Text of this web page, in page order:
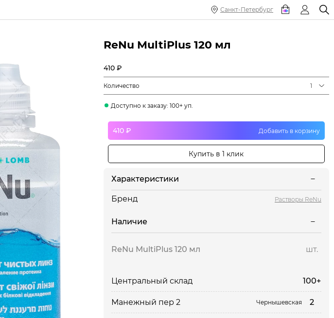
Санкт-Петербург
ReNu MultiPlus 120 мл
410 ₽
Количество 1
Доступно к заказу: 100+ уп.
410 ₽ Добавить в корзину
Купить в 1 клик
Характеристики
Бренд Растворы ReNu
Наличие
ReNu MultiPlus 120 мл шт.
Центральный склад 100+
Манежный пер 2 Чернышевская 2